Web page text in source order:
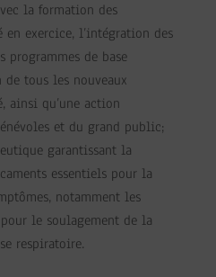
la formation des
en exercice, l’intégration des
programmes de base
tous les nouveaux
ainsi qu’une action
et du grand public;
garantissant la
essentiels pour la
notamment les
le soulagement de la
respiratoire.